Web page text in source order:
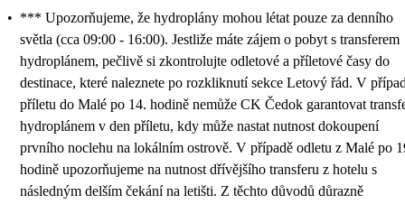
• *** Upozorňujeme, že hydroplány mohou létat pouze za denního
světla (cca 09:00 - 16:00). Jestliže máte zájem o pobyt s transferem
hydroplánem, pečlivě si zkontrolujte odletové a příletové časy do
destinace, které naleznete po rozkliknutí sekce Letový řád. V
příletu do Malé po 14. hodině nemůže CK Čedok garantovat
hydroplánem v den příletu, kdy může nastat nutnost dokoupení
prvního noclehu na lokálním ostrově. V případě odletu z Malé po
hodině upozorňujeme na nutnost dřívějšího transferu z hotelu s
následným delším čekání na letišti. Z těchto důvodů důrazně